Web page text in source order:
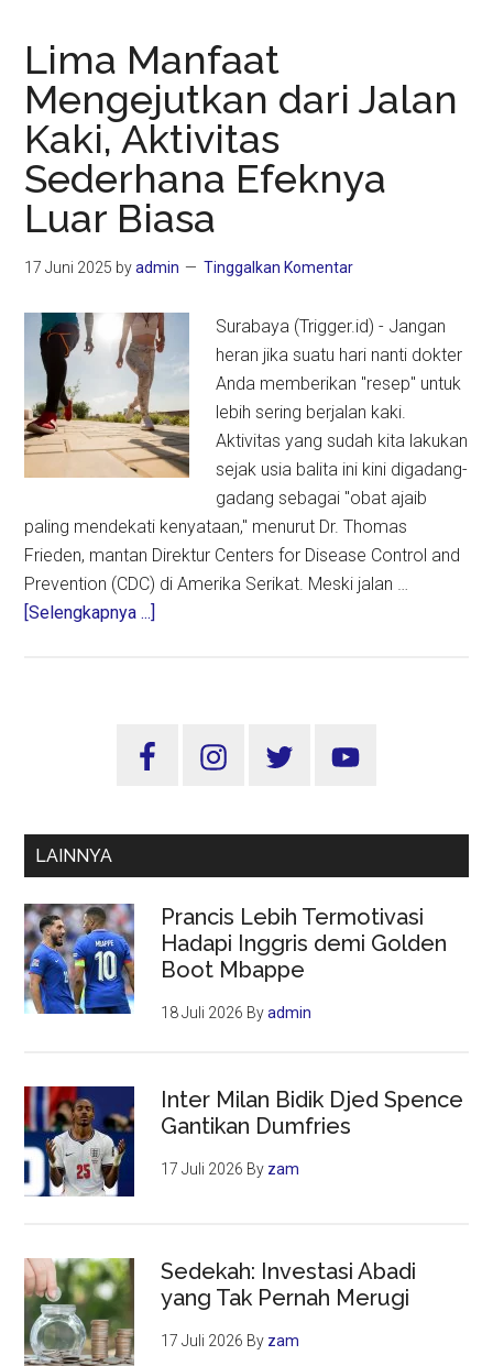
Lima Manfaat
Mengejutkan dari Jalan
Kaki, Aktivitas
Sederhana Efeknya
Luar Biasa
17 Juni 2025 byadmin Tinggalkan Komentar
Surabaya (Trigger.id) - Jangan
heran jika suatu hari nanti dokter
Anda memberikan "resep" untuk
lebih sering berjalan kaki.
Aktivitas yang sudah kita lakukan
sejak usia balita ini kini digadang-
gadang sebagai "obat ajaib
paling mendekati kenyataan," menurut Dr. Thomas
Frieden, mantan Direktur Centers for Disease Control and
Prevention (CDC) di Amerika Serikat. Meski jalan …
[Selengkapnya ...]
Jalan
Sederhana
Biasa
Sidebar
LAINNYA
Prancis Lebih Termotivasi
Hadapi Inggris demi Golden
Boot Mbappe
18 Juli 2026 Byadmin
Inter Milan Bidik Djed Spence
Gantikan Dumfries
17 Juli 2026 By zam
Sedekah: Investasi Abadi
yang Tak Pernah Merugi
17 Juli 2026 By zam